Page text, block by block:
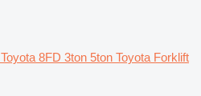
Toyota 8FD 3ton 5ton Toyota Forklift